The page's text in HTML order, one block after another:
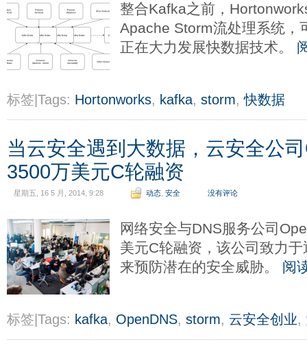
整合Kafka之前，
Apache Storm流处理系统，
正在大力发展快数据技术。
标签|Tags: Hortonworks, kafka, storm,快数据
当云安全遇到大数据，云安全公
3500万美元C轮融资
星期五, 16 5 月, 2014, 9:28 动态 安全 没有评论
网络安全与DNS服务公司
美元C轮融资，该公司致力
来预防潜在的安全威胁。 阅
标签|Tags: kafka, OpenDNS, storm, 云安全创业,